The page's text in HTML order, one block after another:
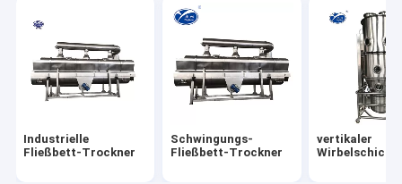
oszillierende Granulierermaschine
Schwingungssiebmaschine
Industrielle
Fließbett-Trockner
Schwingungs-
Fließbett-Trockner
vertikaler